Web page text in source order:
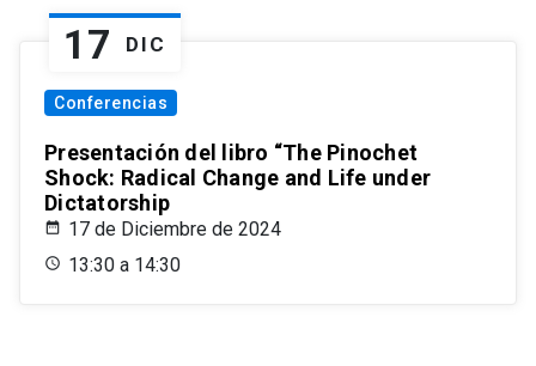
17 DIC
Conferencias
Presentación del libro “The Pinochet
Shock: Radical Change and Life under
Dictatorship
17 de Diciembre de 2024
13:30 a 14:30